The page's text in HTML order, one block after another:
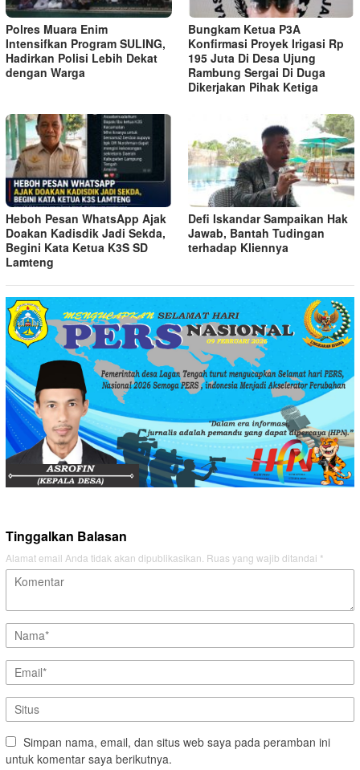
Polres Muara Enim
Intensifkan Program SULING,
Hadirkan Polisi Lebih Dekat
dengan Warga
Bungkam Ketua P3A
Konfirmasi Proyek Irigasi Rp
195 Juta Di Desa Ujung
Rambung Sergai Di Duga
Dikerjakan Pihak Ketiga
Heboh Pesan WhatsApp Ajak
Doakan Kadisdik Jadi Sekda,
Begini Kata Ketua K3S SD
Lamteng
Defi Iskandar Sampaikan Hak
Jawab, Bantah Tudingan
terhadap Kliennya
Tinggalkan Balasan
Alamat email Anda tidak akan dipublikasikan. Ruas yang wajib ditandai *
Simpan nama, email, dan situs web saya pada peramban ini
untuk komentar saya berikutnya.